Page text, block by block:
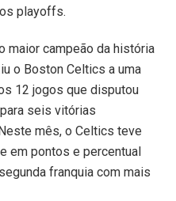
playoffs.
maior campeão da história
o Boston Celtics a uma
12 jogos que disputou
seis vitórias
mês, o Celtics teve
em pontos e percentual
franquia com mais